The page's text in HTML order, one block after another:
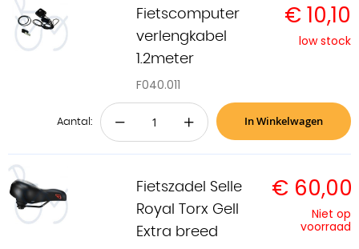
Fietscomputer
verlengkabel
1.2meter
F040.011
€ 10,10
low stock
Aantal: − + In Winkelwagen
Fietszadel Selle
Royal Torx Gell
Extra breed
€ 60,00
Niet op
voorraad